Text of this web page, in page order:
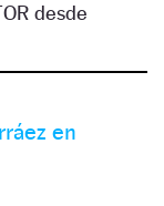
desde
en